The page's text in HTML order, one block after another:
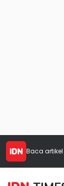
Baca artikel